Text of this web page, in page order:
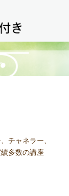
チャネラー、
多数の講座